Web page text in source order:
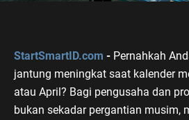
StartSmartID.com - Pernahkah
jantung meningkat saat kalender
atau April? Bagi pengusaha dan
bukan sekadar pergantian musim,